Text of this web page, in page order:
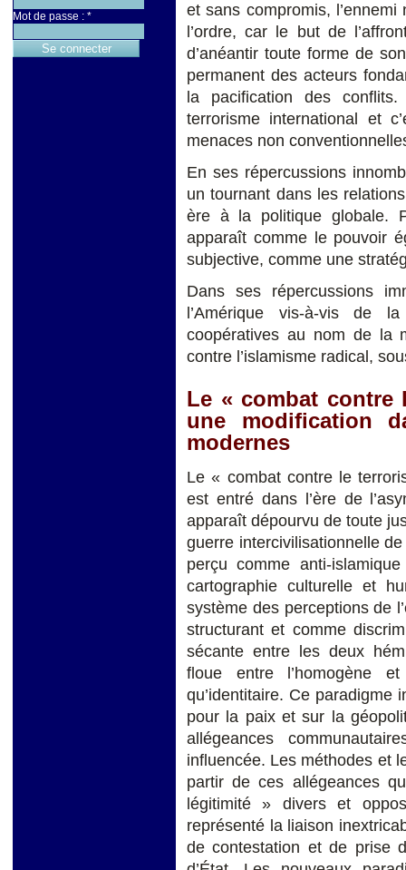
Mot de passe : *
et sans compromis,
l’ordre, car le but de
d’anéantir toute forme de
permanent des acteurs
la pacification des
terrorisme international et
menaces non
En ses répercussions
un tournant dans les
ère à la politique globale.
apparaît comme le pouvoir
subjective, comme une
Dans ses répercussions
l’Amérique vis-à-vis de
coopératives au nom de la
contre l’islamisme radical,
Le « combat contre
une modification
modernes
Le « combat contre le
est entré dans l’ère de
apparaît dépourvu de toute
guerre intercivilisationnelle
perçu comme anti-
cartographie culturelle et
système des perceptions de
structurant et comme
sécante entre les deux
floue entre l’homogène
qu’identitaire. Ce paradigme
pour la paix et sur la
allégeances
influencée. Les méthodes et
partir de ces allégeances
légitimité » divers et
représenté la liaison
de contestation et de prise